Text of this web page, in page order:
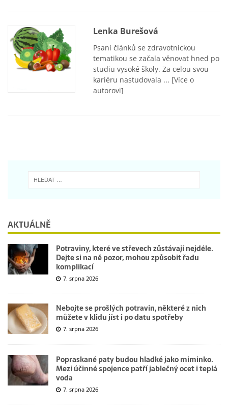
Lenka Burešová
Psaní článků se zdravotnickou
tematikou se začala věnovat hned po
studiu vysoké školy. Za celou svou
kariéru nastudovala ... [Více o
autorovi]
AKTUÁLNĚ
Potraviny, které ve střevech zůstávají nejdéle.
Dejte si na ně pozor, mohou způsobit řadu
komplikací
7. srpna 2026
Nebojte se prošlých potravin, některé z nich
můžete v klidu jíst i po datu spotřeby
7. srpna 2026
Popraskané paty budou hladké jako miminko.
Mezi účinné spojence patří jablečný ocet i teplá
voda
7. srpna 2026